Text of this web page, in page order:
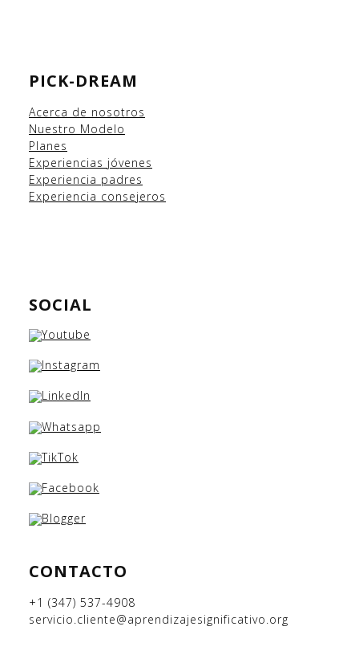
PICK-DREAM
Acerca de nosotros
Nuestro Modelo
Planes
Experiencias jóvenes
Experiencia padres
Experiencia consejeros
SOCIAL
CONTACTO
+1 (347) 537-4908
servicio.cliente@aprendizajesignificativo.org